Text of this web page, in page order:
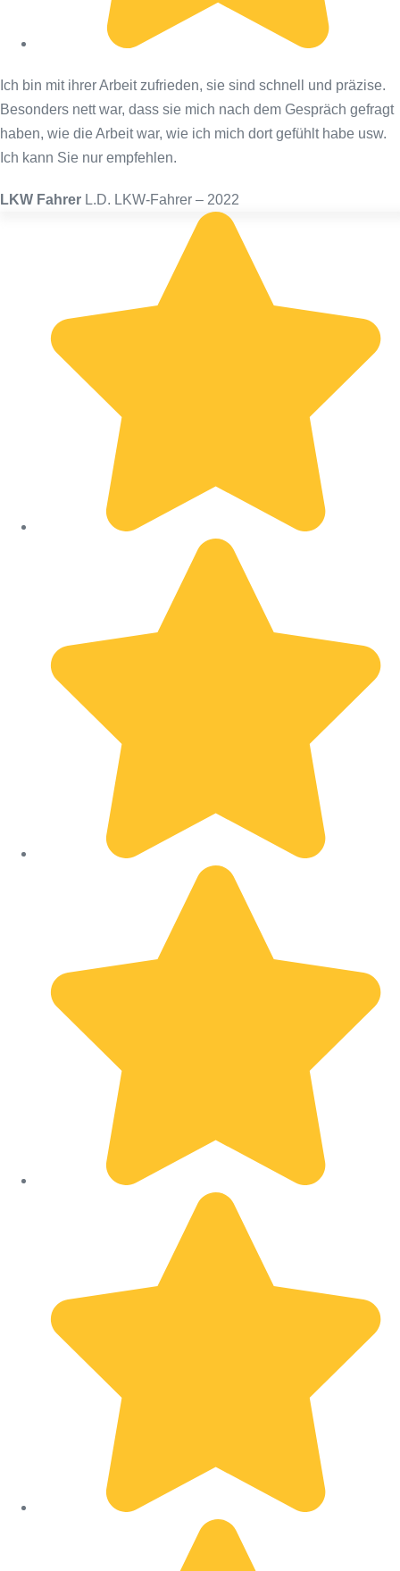
Ich bin mit ihrer Arbeit zufrieden, sie sind schnell und präzise.
Besonders nett war, dass sie mich nach dem Gespräch gefragt
haben, wie die Arbeit war, wie ich mich dort gefühlt habe usw.
Ich kann Sie nur empfehlen.
LKW Fahrer L.D. LKW-Fahrer – 2022